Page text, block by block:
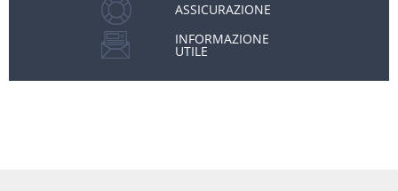
ASSICURAZIONE
INFORMAZIONE
UTILE